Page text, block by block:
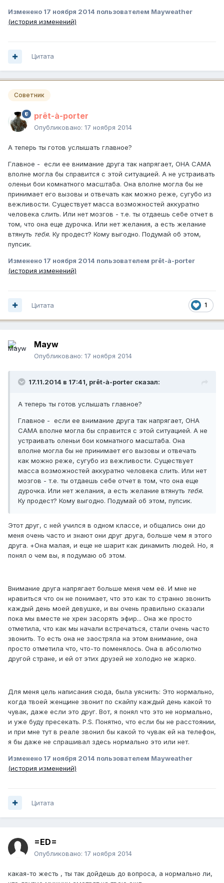
Изменено 17 ноября 2014 пользователем Mayweather
(история изменений)
Цитата
Советник
prêt-à-porter
Опубликовано: 17 ноября 2014
А теперь ты готов услышать главное?
Главное - если ее внимание друга так напрягает, ОНА САМА
вполне могла бы справится с этой ситуацией. А не устраивать
оленьи бои комнатного масштаба. Она вполне могла бы не
принимает его вызовы и отвечать как можно реже, сугубо из
вежливости. Существует масса возможностей аккуратно
человека слить. Или нет мозгов - т.е. ты отдаешь себе отчет в
том, что она еще дурочка. Или нет желания, а есть желание
втянуть тебя. Ку продест? Кому выгодно. Подумай об этом,
пупсик.
Изменено 17 ноября 2014 пользователем prêt-à-porter
(история изменений)
1
Цитата
Mayw
Опубликовано: 17 ноября 2014
17.11.2014 в 17:41, prêt-à-porter сказал:
А теперь ты готов услышать главное?
Главное - если ее внимание друга так напрягает, ОНА
САМА вполне могла бы справится с этой ситуацией. А не
устраивать оленьи бои комнатного масштаба. Она
вполне могла бы не принимает его вызовы и отвечать
как можно реже, сугубо из вежливости. Существует
масса возможностей аккуратно человека слить. Или нет
мозгов - т.е. ты отдаешь себе отчет в том, что она еще
дурочка. Или нет желания, а есть желание втянуть тебя.
Ку продест? Кому выгодно. Подумай об этом, пупсик.
Этот друг, с ней учился в одном классе, и общались они до
меня очень часто и знают они друг друга, больше чем я этого
друга. +Она малая, и еще не шарит как динамить людей. Но, я
понял о чем вы, я подумаю об этом.
Внимание друга напрягает больше меня чем её. И мне не
нравиться что он не понимает, что это как то странно звонить
каждый день моей девушке, и вы очень правильно сказали
пока мы вместе не хрен засорять эфир... Она же просто
отметила, что как мы начали встречаться, стали очень часто
звонить. То есть она не заостряла на этом внимание, она
просто отметила что, что-то поменялось. Она в абсолютно
другой стране, и ей от этих друзей не холодно не жарко.
Для меня цель написания сюда, была уяснить: Это нормально,
когда твоей женщине звонит по скайпу каждый день какой то
чувак, даже если это друг. Вот, я понял что это не нормально,
и уже буду пресекать. P.S. Понятно, что если бы не расстоянии,
и при мне тут в реале звонил бы какой то чувак ей на телефон,
я бы даже не спрашивал здесь нормально это или нет.
Изменено 17 ноября 2014 пользователем Mayweather
(история изменений)
Цитата
=ED=
Опубликовано: 17 ноября 2014
какая-то жесть , ты так дойдешь до вопроса, а нормально ли,